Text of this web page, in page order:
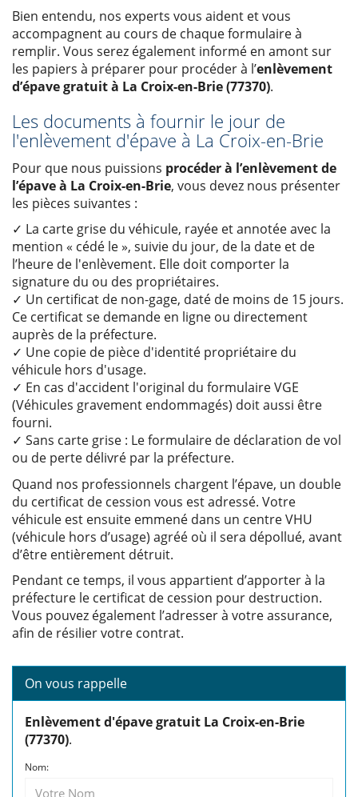
Bien entendu, nos experts vous aident et vous
accompagnent au cours de chaque formulaire à
remplir. Vous serez également informé en amont sur
les papiers à préparer pour procéder à l’enlèvement
d’épave gratuit à La Croix-en-Brie (77370).
Les documents à fournir le jour de
l'enlèvement d'épave à La Croix-en-Brie
Pour que nous puissions procéder à l’enlèvement de
l’épave à La Croix-en-Brie, vous devez nous présenter
les pièces suivantes :
✓ La carte grise du véhicule, rayée et annotée avec la
mention « cédé le », suivie du jour, de la date et de
l’heure de l'enlèvement. Elle doit comporter la
signature du ou des propriétaires.
✓ Un certificat de non-gage, daté de moins de 15 jours.
Ce certificat se demande en ligne ou directement
auprès de la préfecture.
✓ Une copie de pièce d'identité propriétaire du
véhicule hors d'usage.
✓ En cas d'accident l'original du formulaire VGE
(Véhicules gravement endommagés) doit aussi être
fourni.
✓ Sans carte grise : Le formulaire de déclaration de vol
ou de perte délivré par la préfecture.
Quand nos professionnels chargent l’épave, un double
du certificat de cession vous est adressé. Votre
véhicule est ensuite emmené dans un centre VHU
(véhicule hors d’usage) agréé où il sera dépollué, avant
d’être entièrement détruit.
Pendant ce temps, il vous appartient d’apporter à la
préfecture le certificat de cession pour destruction.
Vous pouvez également l’adresser à votre assurance,
afin de résilier votre contrat.
On vous rappelle
Enlèvement d'épave gratuit La Croix-en-Brie
(77370).
Nom: